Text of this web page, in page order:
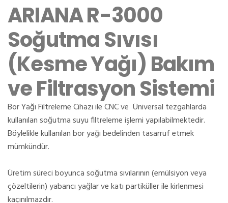
ARIANA R-3000
Soğutma Sıvısı
(Kesme Yağı) Bakım
ve Filtrasyon Sistemi
Bor Yağı Filtreleme Cihazı ile CNC ve Üniversal tezgahlarda
kullanılan soğutma suyu filtreleme işlemi yapılabilmektedir.
Böylelikle kullanılan bor yağı bedelinden tasarruf etmek
mümkündür.
Üretim süreci boyunca soğutma sıvılarının (emülsiyon veya
çözeltilerin) yabancı yağlar ve katı partiküller ile kirlenmesi
kaçınılmazdır.